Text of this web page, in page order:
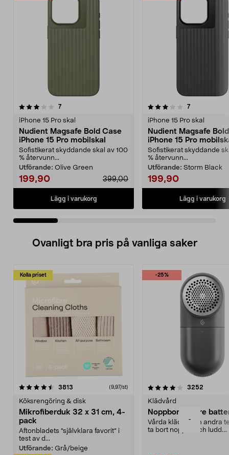
-
7recensioner
iPhone 15 Pro skal
Nudient Magsafe Bold Case
iPhone 15 Pro mobilskal
Sofistikerat skyddande skal av 100
% återvunn...
Utförande: Olive Green
199,90 399,00
Lägg i varukorg
3.5 av 5 stjärnor 7recensioner
iPhone 15 Pro skal
Nudient Magsafe
iPhone 15 Pro
Sofistikerat skyddande
% återvunn...
Utförande: Storm Black
199,90
Lägg i varukorg
4.0 av 5 stjärnor
Ovanligt bra pris på vanliga saker
Kolla priset
3813 (9,97/st)
Köksrengöring & disk
Mikrofiberduk 32 x 31 cm, 4-
pack
Aftonbladets "självklara favorit” i
test av d...
Utförande: Grå/beige
-25%
4.0av 5 stjärnor 3252
Klädvård
Noppborttagare
Vårda kläder och andra
ta bort noppor och ludd.
4.5av 5 stjärnor